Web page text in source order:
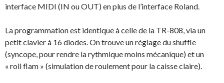
interface MIDI (IN ou OUT) en plus de l’interface Roland.
La programmation est identique à celle de la TR-808, via un
petit clavier à 16 diodes. On trouve un réglage du shuffle
(syncope, pour rendre la rythmique moins mécanique) et un
« roll flam » (simulation de roulement pour la caisse claire).